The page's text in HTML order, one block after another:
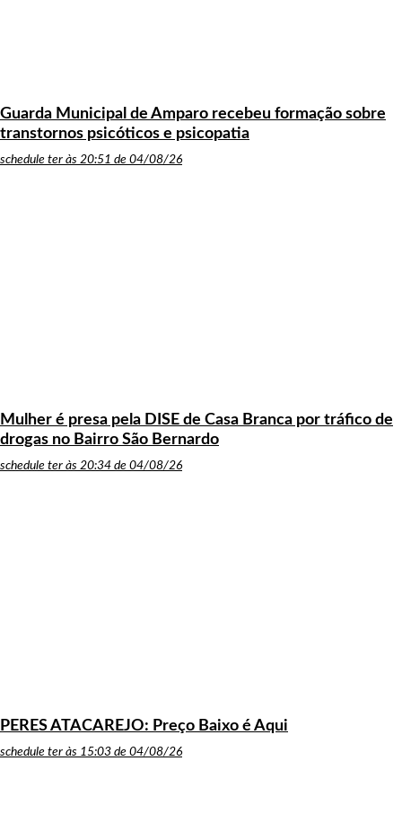
Guarda Municipal de Amparo recebeu formação sobre
transtornos psicóticos e psicopatia
schedule ter às 20:51 de 04/08/26
Mulher é presa pela DISE de Casa Branca por tráfico de
drogas no Bairro São Bernardo
schedule ter às 20:34 de 04/08/26
PERES ATACAREJO: Preço Baixo é Aqui
schedule ter às 15:03 de 04/08/26